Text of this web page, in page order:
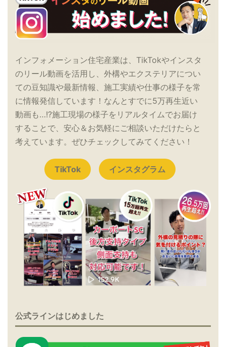
インフォメーション住宅産業は、TikTokやインスタ
のリール動画を活用し、外構やエクステリアについ
ての豆知識や最新情報、施工実績や仕事の様子を常
に情報発信しています！なんとすでに5万再生近い
動画も…!?施工現場の様子をリアルタイムでお届け
することで、安心＆お気軽にご相談いただけたらと
考えています。ぜひチェックしてみてください！
TikTok インスタグラム
公式ラインはじめました